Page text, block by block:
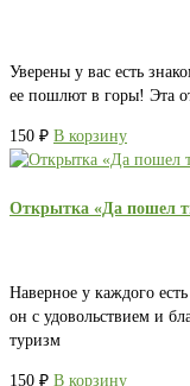
Уверены у вас есть
ее пошлют в горы! Эта
150 ₽ В корзину
Открытка «Да пошел
Наверное у каждого
он с удовольствием и
туризм
150 ₽ В корзину